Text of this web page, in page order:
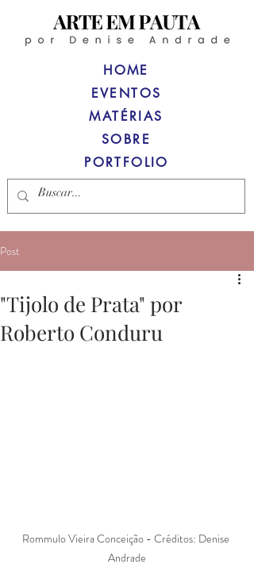
HOME
MATÉRIAS
SOBRE
PORTFOLIO
EVENTOS
Post
"Tijolo de Prata" por
Roberto Conduru
Rommulo Vieira Conceição - Créditos: Denise
Andrade